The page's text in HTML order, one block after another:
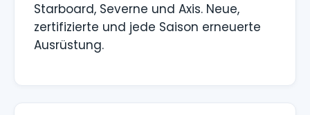
Starboard, Severne und Axis. Neue,
zertifizierte und jede Saison erneuerte
Ausrüstung.